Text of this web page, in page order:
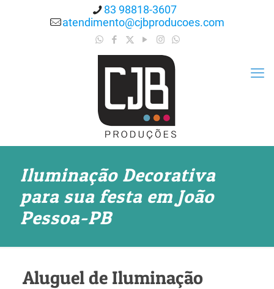
83 98818-3607
atendimento@cjbproducoes.com
Iluminação Decorativa
para sua festa em João
Pessoa-PB
Aluguel de Iluminação